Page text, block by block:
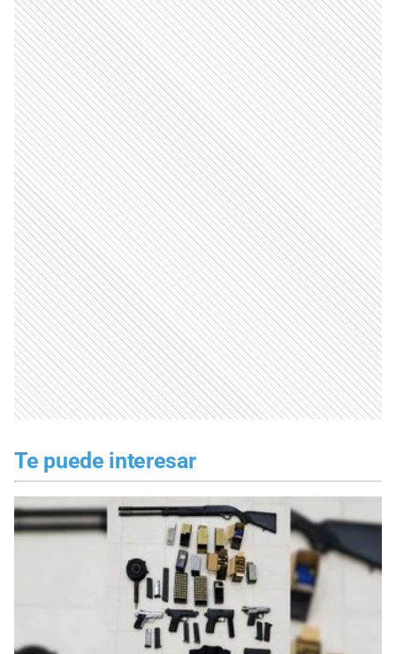
Te puede interesar